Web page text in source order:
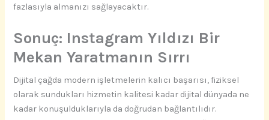
fazlasıyla almanızı sağlayacaktır.
Sonuç: Instagram Yıldızı Bir
Mekan Yaratmanın Sırrı
Dijital çağda modern işletmelerin kalıcı başarısı, fiziksel
olarak sundukları hizmetin kalitesi kadar dijital dünyada ne
kadar konuşulduklarıyla da doğrudan bağlantılıdır.